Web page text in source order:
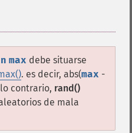
max debe situarse
. es decir, abs(max -
lo contrario, rand()
de mala